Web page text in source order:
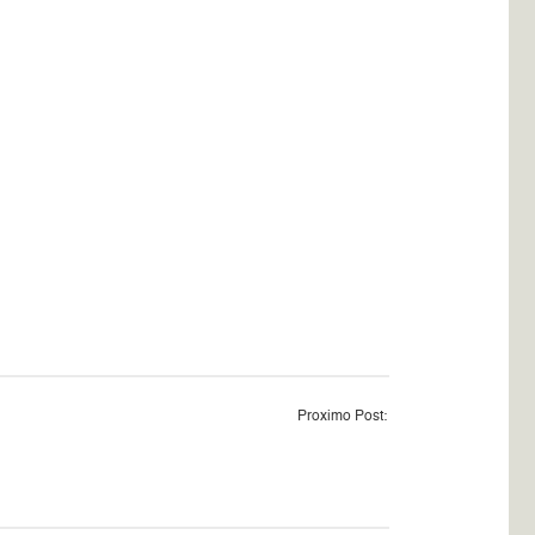
Proximo Post: